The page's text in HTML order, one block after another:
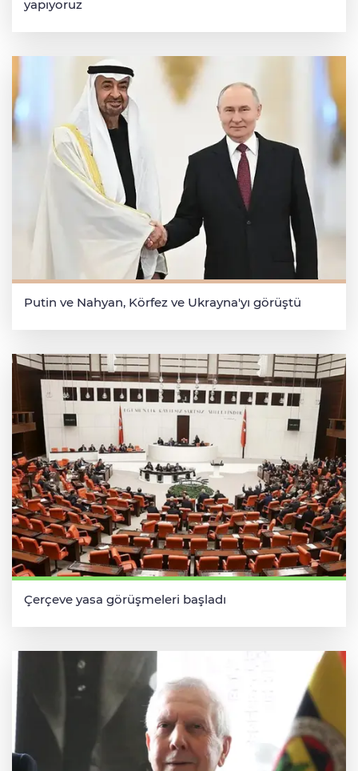
yapıyoruz
Putin ve Nahyan, Körfez ve Ukrayna'yı görüştü
Çerçeve yasa görüşmeleri başladı